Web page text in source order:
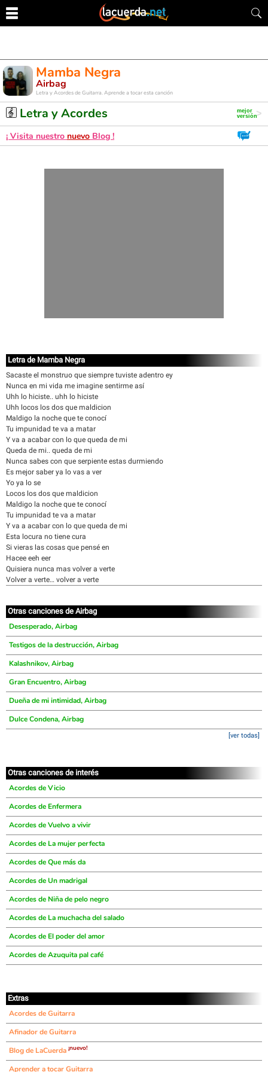
Mamba Negra
Airbag
Letra y Acordes de Guitarra. Aprende a tocar esta canción
Letra y Acordes
¡ Visita nuestro nuevo Blog !
Letra de Mamba Negra
Sacaste el monstruo que siempre tuviste adentro ey
Nunca en mi vida me imagine sentirme así
Uhh lo hiciste.. uhh lo hiciste
Uhh locos los dos que maldicion
Maldigo la noche que te conocí
Tu impunidad te va a matar
Y va a acabar con lo que queda de mi
Queda de mi.. queda de mi
Nunca sabes con que serpiente estas durmiendo
Es mejor saber ya lo vas a ver
Yo ya lo se
Locos los dos que maldicion
Maldigo la noche que te conocí
Tu impunidad te va a matar
Y va a acabar con lo que queda de mi
Esta locura no tiene cura
Si vieras las cosas que pensé en
Hacee eeh eer
Quisiera nunca mas volver a verte
Volver a verte… volver a verte
Otras canciones de Airbag
Desesperado, Airbag
Testigos de la destrucción, Airbag
Kalashnikov, Airbag
Gran Encuentro, Airbag
Dueña de mi intimidad, Airbag
Dulce Condena, Airbag
[ver todas]
Otras canciones de interés
Acordes de Vicio
Acordes de Enfermera
Acordes de Vuelvo a vivir
Acordes de La mujer perfecta
Acordes de Que más da
Acordes de Un madrigal
Acordes de Niña de pelo negro
Acordes de La muchacha del salado
Acordes de El poder del amor
Acordes de Azuquita pal café
Extras
Acordes de Guitarra
Afinador de Guitarra
Blog de LaCuerda ¡nuevo!
Aprender a tocar Guitarra